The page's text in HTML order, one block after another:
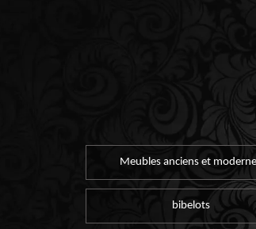
Meubles anciens et
bibelots